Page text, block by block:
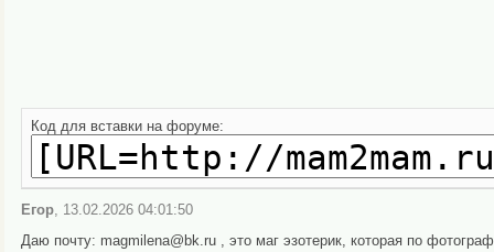
Код для вставки на форуме:
Егор, 13.02.2026 04:01:50
Даю почту: magmilena@bk.ru , это маг эзотерик, которая по